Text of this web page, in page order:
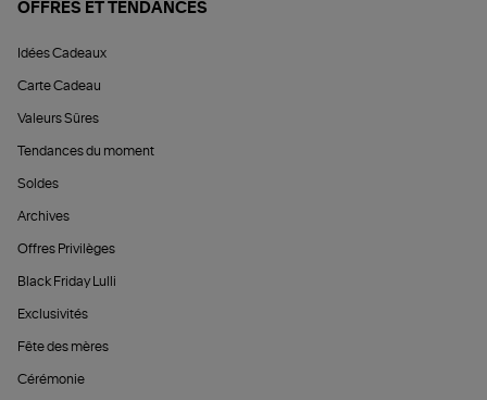
OFFRES ET TENDANCES
Idées Cadeaux
Carte Cadeau
Valeurs Sûres
Tendances du moment
Soldes
Archives
Offres Privilèges
Black Friday Lulli
Exclusivités
Fête des mères
Cérémonie